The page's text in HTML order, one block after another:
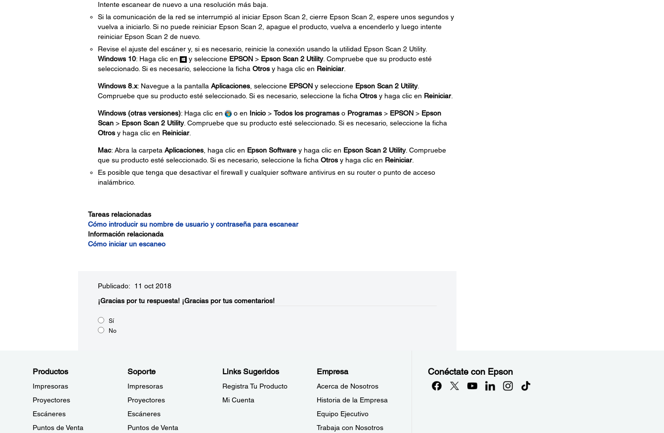
Intente escanear de nuevo a una resolución más baja.
Si la comunicación de la red se interrumpió al iniciar Epson Scan 2, cierre Epson Scan 2, espere unos segundos y
vuelva a iniciarlo. Si no puede reiniciar Epson Scan 2, apague el producto, vuelva a encenderlo y luego intente
reiniciar Epson Scan 2 de nuevo.
Revise el ajuste del escáner y, si es necesario, reinicie la conexión usando la utilidad Epson Scan 2 Utility.
Windows 10: Haga clic en y seleccione EPSON> Epson Scan 2 Utility. Compruebe que su producto esté
seleccionado. Si es necesario, seleccione la ficha Otrosy haga clic en Reiniciar.
Windows 8.x: Navegue a la pantalla Aplicaciones, seleccione EPSONy seleccione Epson Scan 2 Utility.
Compruebe que su producto esté seleccionado. Si es necesario, seleccione la ficha Otrosy haga clic en Reiniciar.
Windows (otras versiones): Haga clic en o en Inicio> Todos los programaso Programas> EPSON> Epson
Scan> Epson Scan 2 Utility. Compruebe que su producto esté seleccionado. Si es necesario, seleccione la ficha
Otrosy haga clic en Reiniciar.
Mac: Abra la carpeta Aplicaciones, haga clic en Epson Softwarey haga clic en Epson Scan 2 Utility. Compruebe
que su producto esté seleccionado. Si es necesario, seleccione la ficha Otrosy haga clic en Reiniciar.
Es posible que tenga que desactivar el firewall y cualquier software antivirus en su router o punto de acceso
inalámbrico.
Tareas relacionadas
Cómo introducir su nombre de usuario y contraseña para escanear
Información relacionada
Cómo iniciar un escaneo
Publicado: 11 oct 2018
¡Gracias por tu respuesta! ¡Gracias por tus comentarios!
Sí
No
Productos
Impresoras
Proyectores
Escáneres
Puntos de Venta
Soporte
Impresoras
Proyectores
Escáneres
Puntos de Venta
Links Sugeridos
Registra Tu Producto
Mi Cuenta
Empresa
Acerca de Nosotros
Historia de la Empresa
Equipo Ejecutivo
Trabaja con Nosotros
Conéctate con Epson